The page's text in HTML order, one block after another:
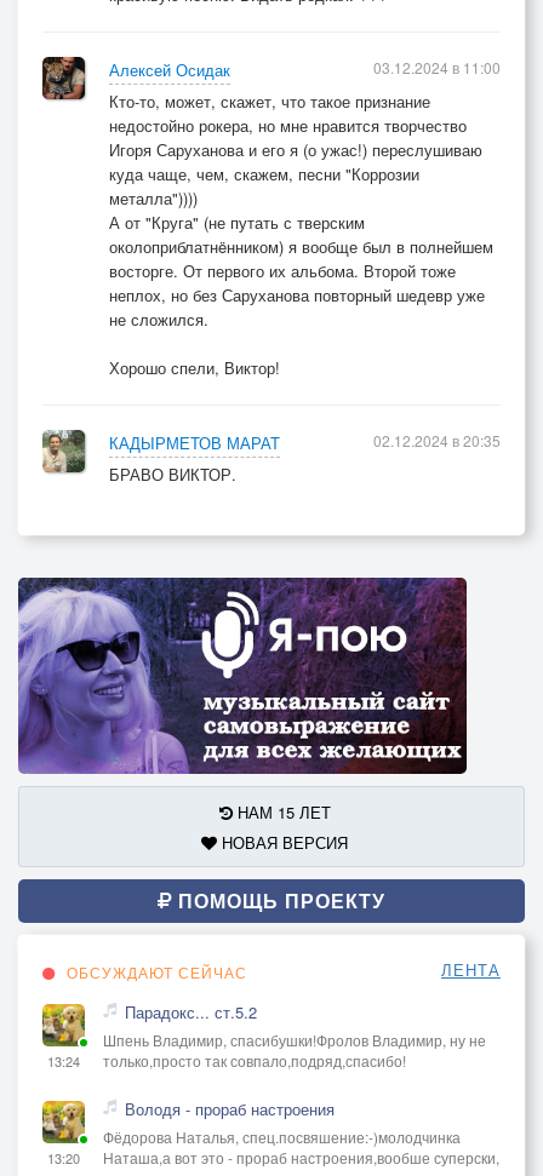
Алексей Осидак
Кто-то, может, скажет, что такое признание
недостойно рокера, но мне нравится творчество
Игоря Саруханова и его я (о ужас!) переслушиваю
куда чаще, чем, скажем, песни "Коррозии
металла"))))
А от "Круга" (не путать с тверским
околоприблатнëнником) я вообще был в полнейшем
восторге. От первого их альбома. Второй тоже
неплох, но без Саруханова повторный шедевр уже
не сложился.
Хорошо спели, Виктор!
03.12.2024 в 11:00
КАДЫРМЕТОВ МАРАТ
БРАВО ВИКТОР.
02.12.2024 в 20:35
НАМ 15 ЛЕТ
НОВАЯ ВЕРСИЯ
ПОМОЩЬ ПРОЕКТУ
ОБСУЖДАЮТ СЕЙЧАС ЛЕНТА
13:24
Парадокс... ст.5.2
Шпень Владимир, спасибушки!Фролов Владимир, ну не
только,просто так совпало,подряд,спасибо!
13:20
Володя - прораб настроения
Фёдорова Наталья, спец.посвяшение:-)молодчинка
Наташа,а вот это - прораб настроения,вообше суперски,